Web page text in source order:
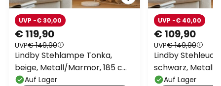
€ 119,90
UVP€ 149,90
UVP -€ 30,00
Lindby Stehlampe Tonka,
beige, Metall/Marmor, 185 cm,
E27Auf Lager
€ 109,90
UVP€ 149,90
UVP -€ 40,00
Lindby
schwarz, Metall,
Auf Lager